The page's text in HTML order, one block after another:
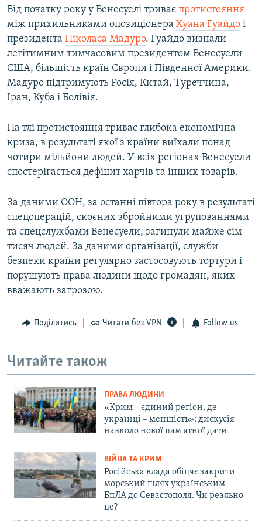
v
i
o
u
s
s
l
d
e
t
s
l
i
d
e
Від початку року у Венесуелі триває протистояння
між прихильниками опозиціонера Хуана Гуайдо і
президента Ніколаса Мадуро. Гуайдо визнали
легітимним тимчасовим президентом Венесуели
США, більшість країн Європи і Південної Америки.
Мадуро підтримують Росія, Китай, Туреччина,
Іран, Куба і Болівія.
На тлі протистояння триває глибока економічна
криза, в результаті якої з країни виїхали понад
чотири мільйони людей. У всіх регіонах Венесуели
спостерігається дефіцит харчів та інших товарів.
За даними ООН, за останні півтора року в результаті
спецоперацій, скоєних збройними угрупованнями
та спецслужбами Венесуели, загинули майже сім
тисяч людей. За даними організації, служби
безпеки країни регулярно застосовують тортури і
порушують права людини щодо громадян, яких
вважають загрозою.
Поділитись Читати без VPN Follow us
Читайте також
ПРАВА ЛЮДИНИ
«Крим – єдиний регіон, де
українці – меншість»: дискусія
навколо нової пам'ятної дати
ВІЙНА ТА КРИМ
Російська влада обіцяє закрити
морський шлях українським
БпЛА до Севастополя. Чи реально
це?